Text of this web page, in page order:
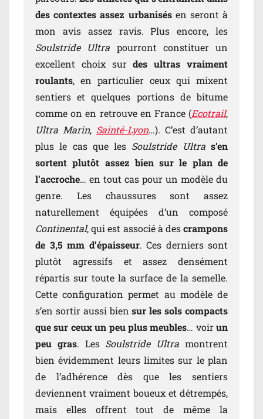
des contextes assez urbanisésen seront à
mon avis assez ravis. Plus encore, les
Soulstride Ultra pourront constituer un
excellent choix surdes ultras vraiment
roulants, en particulier ceux qui mixent
sentiers et quelques portions de bitume
comme on en retrouve en France (Ecotrail,
Ultra Marin, Sainté-Lyon…). C’est d’autant
plus le cas que les Soulstride Ultra s’en
sortent plutôt assez bien sur le plan de
l’accroche… en tout cas pour un modèle du
genre. Les chaussures sont assez
naturellement équipées d’un composé
Continental, qui est associé à descrampons
de 3,5 mm d’épaisseur. Ces derniers sont
plutôt agressifs et assez densément
répartis sur toute la surface de la semelle.
Cette configuration permet au modèle de
s’en sortir aussi bien sur les sols compacts
que sur ceux un peu plus meubles… voirun
peu gras. Les Soulstride Ultra montrent
bien évidemment leurs limites sur le plan
de l’adhérence dès que les sentiers
deviennent vraiment boueux et détrempés,
mais elles offrent tout de même la